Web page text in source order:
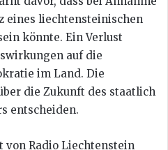
eines liechtensteinischen
könnte. Ein Verlust
auf die
im Land. Die
die Zukunft des staatlich
entscheiden.
Radio Liechtenstein